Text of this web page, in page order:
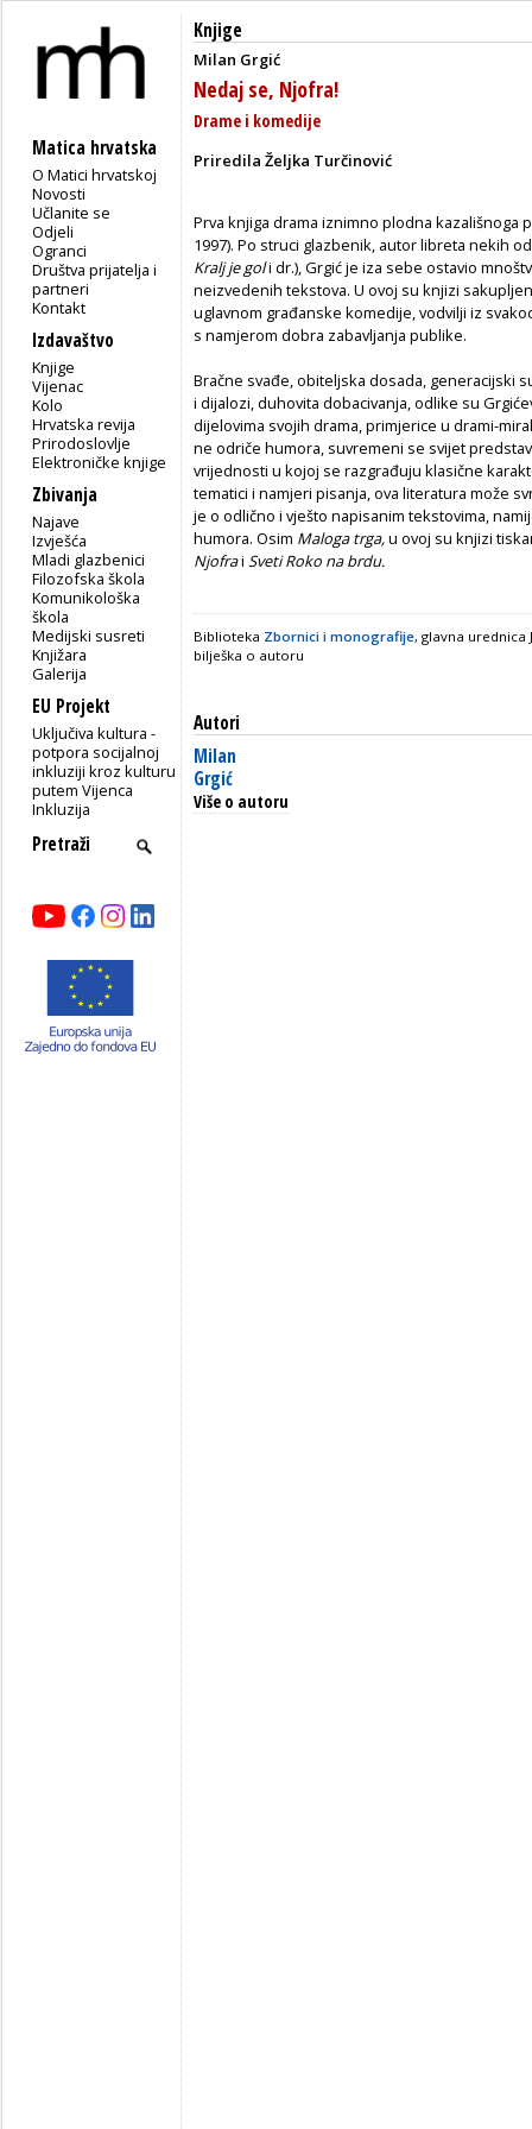
Matica hrvatska
O Matici hrvatskoj
Novosti
Učlanite se
Odjeli
Ogranci
Društva prijatelja i
partneri
Kontakt
Izdavaštvo
Knjige
Vijenac
Kolo
Hrvatska revija
Prirodoslovlje
Elektroničke knjige
Zbivanja
Najave
Izvješća
Mladi glazbenici
Filozofska škola
Komunikološka
škola
Medijski susreti
Knjižara
Galerija
EU Projekt
Uključiva kultura -
potpora socijalnoj
inkluziji kroz kulturu
putem Vijenca
Inkluzija
Knjige
Milan Grgić
Nedaj se, Njofra!
Drame i komedije
Priredila Željka Turčinović
Prva knjiga drama iznimno plodna kazališnoga
1997). Po struci glazbenik, autor libreta nekih
Kralj je goli dr.), Grgić je iza sebe ostavio
neizvedenih tekstova. U ovoj su knjizi
uglavnom građanske komedije, vodvilji iz
s namjerom dobra zabavljanja publike.
Bračne svađe, obiteljska dosada, generacijski
i dijalozi, duhovita dobacivanja, odlike su
dijelovima svojih drama, primjerice u drami-
ne odriče humora, suvremeni se svijet
vrijednosti u kojoj se razgrađuju klasične
tematici i namjeri pisanja, ova literatura može
je o odlično i vješto napisanim tekstovima,
humora. Osim Maloga trga,u ovoj su knjizi
Njofrai Sveti Roko na brdu.
Biblioteka Zbornici i monografije, glavna urednica
bilješka o autoru
Autori
Milan
Grgić
Više o autoru